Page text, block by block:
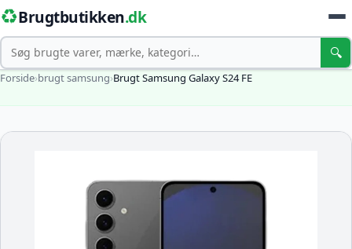
♻️Brugtbutikken.dk
Søg 🔍
Forside›brugt samsung›Brugt Samsung Galaxy S24 FE